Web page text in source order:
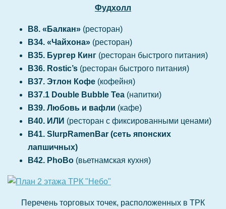
Фудхолл
В8. «Балкан» (ресторан)
В34. «Чайхона» (ресторан)
В35. Бургер Кинг (ресторан быстрого питания)
В36. Rostic’s (ресторан быстрого питания)
В37. Этлон Кофе (кофейня)
В37.1 Double Bubble Tea (напитки)
В39. Любовь и вафли (кафе)
В40. ИЛИ (ресторан с фиксированными ценами)
В41. SlurpRamenBar (сеть японских
лапшичных)
В42. PhoBo (вьетнамская кухня)
Перечень торговых точек, расположенных в ТРК